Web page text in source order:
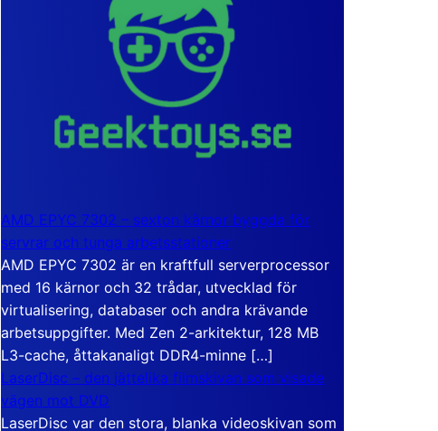
AMD EPYC 7302 – sexton kärnor byggda för
servrar och tunga arbetsstationer
AMD EPYC 7302 är en kraftfull serverprocessor
med 16 kärnor och 32 trådar, utvecklad för
virtualisering, databaser och andra krävande
arbetsuppgifter. Med Zen 2-arkitektur, 128 MB
L3-cache, åttakanaligt DDR4-minne […]
LaserDisc – den jättelika filmskivan som visade
vägen mot DVD
LaserDisc var den stora, blanka videoskivan som